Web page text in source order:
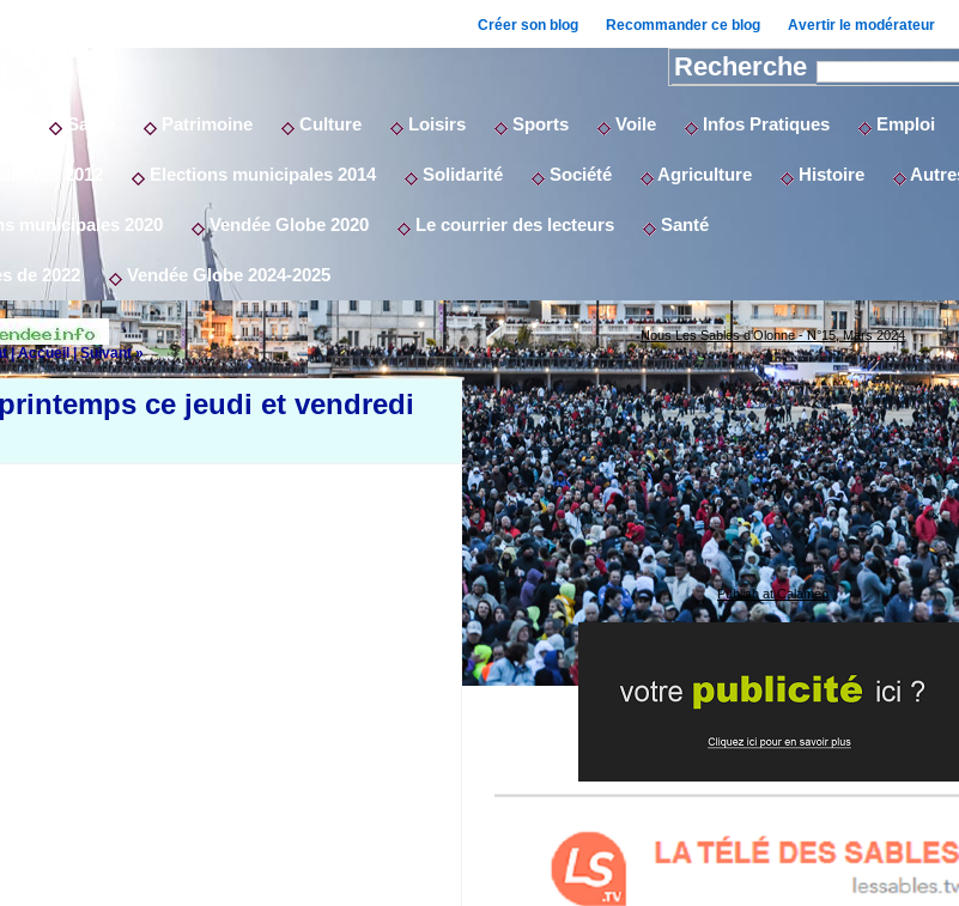
Créer son blog Recommander ce blog Avertir le modérateur
Recherche
Santé Patrimoine Culture Loisirs Sports Voile Infos Pratiques Emploi
2012 Elections municipales 2014 Solidarité Société Agriculture Histoire
municipales 2020 Vendée Globe 2020 Le courrier des lecteurs Santé
de 2022 Vendée Globe 2024-2025
|Accueil |Suivant »
ce jeudi et vendredi
Nous Les Sables d'Olonne - N°15, Mars 2024
Publish at Calameo